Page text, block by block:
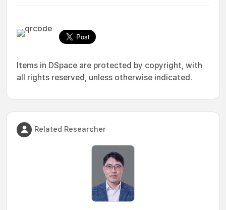
Items in DSpace are protected by copyright, with
all rights reserved, unless otherwise indicated.
Related Researcher